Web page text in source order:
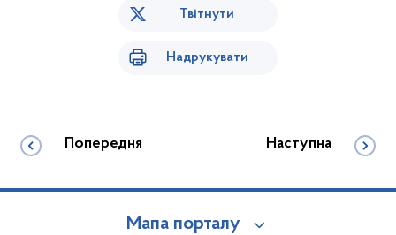
Твітнути
Надрукувати
Попередня Наступна
Мапа порталу